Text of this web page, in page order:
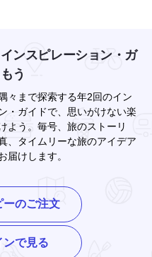
ンスピレーション・ガ
う
々まで探索する年2回のイン
・ガイドで、思いがけない楽
よう。毎号、旅のストーリ
、タイムリーな旅のアイデア
届けします。
ーのご注文
ンで見る